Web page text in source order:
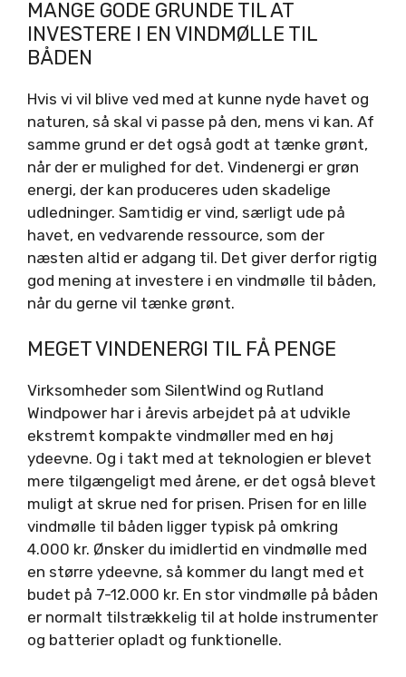
MANGE GODE GRUNDE TIL AT
INVESTERE I EN VINDMØLLE TIL
BÅDEN
Hvis vi vil blive ved med at kunne nyde havet og
naturen, så skal vi passe på den, mens vi kan. Af
samme grund er det også godt at tænke grønt,
når der er mulighed for det. Vindenergi er grøn
energi, der kan produceres uden skadelige
udledninger. Samtidig er vind, særligt ude på
havet, en vedvarende ressource, som der
næsten altid er adgang til. Det giver derfor rigtig
god mening at investere i en vindmølle til båden,
når du gerne vil tænke grønt.
MEGET VINDENERGI TIL FÅ PENGE
Virksomheder som SilentWind og Rutland
Windpower har i årevis arbejdet på at udvikle
ekstremt kompakte vindmøller med en høj
ydeevne. Og i takt med at teknologien er blevet
mere tilgængeligt med årene, er det også blevet
muligt at skrue ned for prisen. Prisen for en lille
vindmølle til båden ligger typisk på omkring
4.000 kr. Ønsker du imidlertid en vindmølle med
en større ydeevne, så kommer du langt med et
budet på 7-12.000 kr. En stor vindmølle på båden
er normalt tilstrækkelig til at holde instrumenter
og batterier opladt og funktionelle.